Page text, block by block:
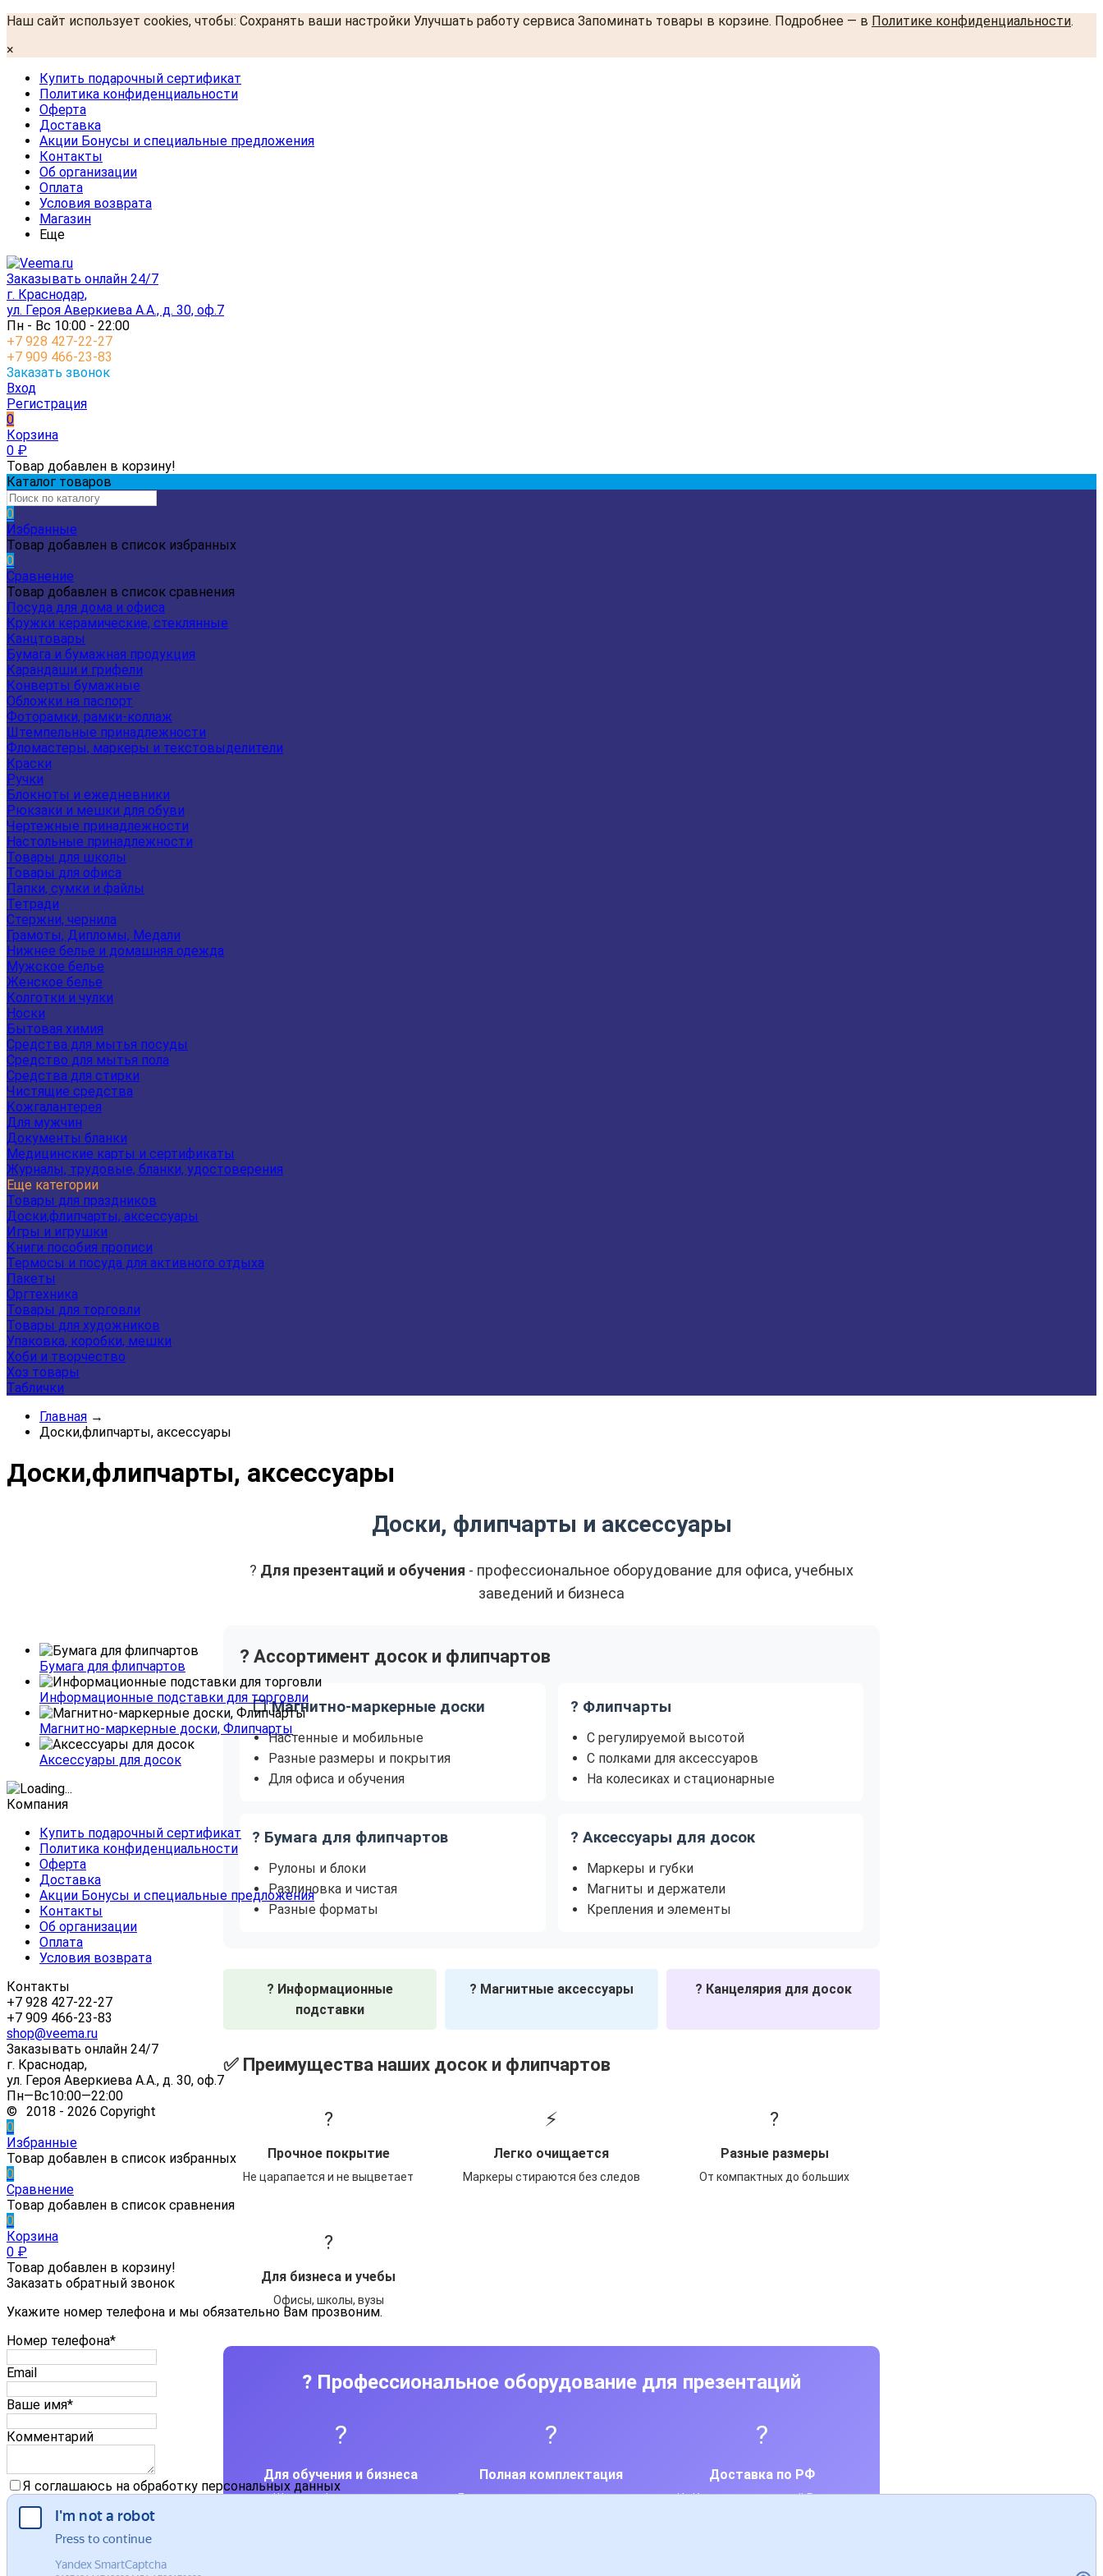
Наш сайт использует cookies, чтобы: Сохранять ваши настройки Улучшать работу сервиса Запоминать товары в корзине. Подробнее — в Политике конфиденциальности.
×
Купить подарочный сертификат
Политика конфиденциальности
Оферта
Доставка
Акции Бонусы и специальные предложения
Контакты
Об организации
Оплата
Условия возврата
Магазин
Еще
Заказывать онлайн 24/7
г. Краснодар,
ул. Героя Аверкиева А.А., д. 30, оф.7
Пн - Вс 10:00 - 22:00
+7 928 427-22-27
+7 909 466-23-83
Заказать звонок
Вход
Регистрация
0
Корзина
0 ₽
Товар добавлен в корзину!
Каталог товаров
0
Избранные
Товар добавлен в список избранных
0
Сравнение
Товар добавлен в список сравнения
Посуда для дома и офиса
Кружки керамические, стеклянные
Канцтовары
Бумага и бумажная продукция
Карандаши и грифели
Конверты бумажные
Обложки на паспорт
Фоторамки, рамки-коллаж
Штемпельные принадлежности
Фломастеры, маркеры и текстовыделители
Краски
Ручки
Блокноты и ежедневники
Рюкзаки и мешки для обуви
Чертежные принадлежности
Настольные принадлежности
Товары для школы
Товары для офиса
Папки, сумки и файлы
Тетради
Стержни, чернила
Грамоты, Дипломы, Медали
Нижнее белье и домашняя одежда
Мужское белье
Женское белье
Колготки и чулки
Носки
Бытовая химия
Средства для мытья посуды
Средство для мытья пола
Средства для стирки
Чистящие средства
Кожгалантерея
Для мужчин
Документы бланки
Медицинские карты и сертификаты
Журналы, трудовые, бланки, удостоверения
Еще категории
Товары для праздников
Доски,флипчарты, аксессуары
Игры и игрушки
Книги пособия прописи
Термосы и посуда для активного отдыха
Пакеты
Оргтехника
Товары для торговли
Товары для художников
Упаковка, коробки, мешки
Хоби и творчество
Хоз товары
Таблички
Главная →
Доски,флипчарты, аксессуары
Доски,флипчарты, аксессуары
Доски, флипчарты и аксессуары
? Для презентаций и обучения - профессиональное оборудование для офиса, учебных
заведений и бизнеса
? Ассортимент досок и флипчартов
⬜ Магнитно-маркерные доски
Настенные и мобильные
Разные размеры и покрытия
Для офиса и обучения
? Флипчарты
С регулируемой высотой
С полками для аксессуаров
На колесиках и стационарные
? Бумага для флипчартов
Рулоны и блоки
Разлиновка и чистая
Разные форматы
?️ Аксессуары для досок
Маркеры и губки
Магниты и держатели
Крепления и элементы
?️ Информационные
подставки
? Магнитные аксессуары ? Канцелярия для досок
✅ Преимущества наших досок и флипчартов
?
Прочное покрытие
Не царапается и не выцветает
⚡
Легко очищается
Маркеры стираются без следов
?
Разные размеры
От компактных до больших
?
Для бизнеса и учебы
Офисы, школы, вузы
? Профессиональное оборудование для презентаций
?
Для обучения и бизнеса
Школы, офисы, тренинги
?
Полная комплектация
Доски + аксессуары + расходники
?
Доставка по РФ
Из Краснодара по всей России
Бумага для флипчартов
Информационные подставки для торговли
Магнитно-маркерные доски, Флипчарты
Аксессуары для досок
Компания
Купить подарочный сертификат
Политика конфиденциальности
Оферта
Доставка
Акции Бонусы и специальные предложения
Контакты
Об организации
Оплата
Условия возврата
Контакты
+7 928 427-22-27
+7 909 466-23-83
shop@veema.ru
Заказывать онлайн 24/7
г. Краснодар,
ул. Героя Аверкиева А.А., д. 30, оф.7
Пн—Вс10:00—22:00
© 2018 - 2026 Copyright
0
Избранные
Товар добавлен в список избранных
0
Сравнение
Товар добавлен в список сравнения
0
Корзина
0 ₽
Товар добавлен в корзину!
Заказать обратный звонок
Укажите номер телефона и мы обязательно Вам прозвоним.
Номер телефона*
Email
Ваше имя*
Комментарий
Я соглашаюсь на обработку персональных данных